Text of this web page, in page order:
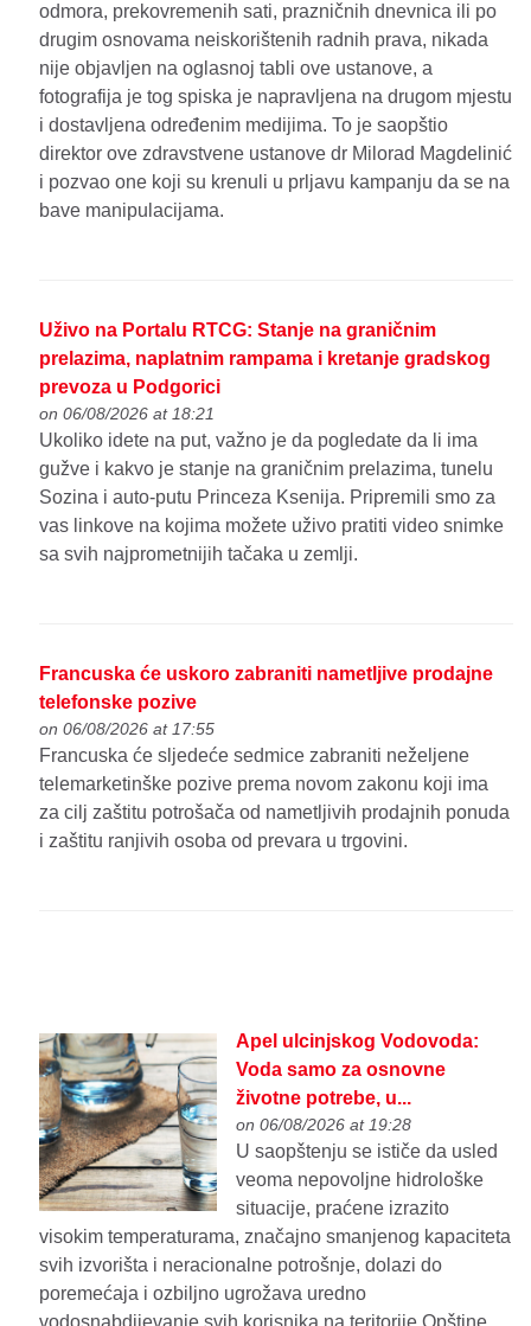
odmora, prekovremenih sati, prazničnih dnevnica ili po
drugim osnovama neiskorištenih radnih prava, nikada
nije objavljen na oglasnoj tabli ove ustanove, a
fotografija je tog spiska je napravljena na drugom mjestu
i dostavljena određenim medijima. To je saopštio
direktor ove zdravstvene ustanove dr Milorad Magdelinić
i pozvao one koji su krenuli u prljavu kampanju da se na
bave manipulacijama.
Uživo na Portalu RTCG: Stanje na graničnim
prelazima, naplatnim rampama i kretanje gradskog
prevoza u Podgorici
on 06/08/2026 at 18:21
Ukoliko idete na put, važno je da pogledate da li ima
gužve i kakvo je stanje na graničnim prelazima, tunelu
Sozina i auto-putu Princeza Ksenija. Pripremili smo za
vas linkove na kojima možete uživo pratiti video snimke
sa svih najprometnijih tačaka u zemlji.
Francuska će uskoro zabraniti nametljive prodajne
telefonske pozive
on 06/08/2026 at 17:55
Francuska će sljedeće sedmice zabraniti neželjene
telemarketinške pozive prema novom zakonu koji ima
za cilj zaštitu potrošača od nametljivih prodajnih ponuda
i zaštitu ranjivih osoba od prevara u trgovini.
Apel ulcinjskog Vodovoda:
Voda samo za osnovne
životne potrebe, u...
on 06/08/2026 at 19:28
U saopštenju se ističe da usled
veoma nepovoljne hidrološke
situacije, praćene izrazito
visokim temperaturama, značajno smanjenog kapaciteta
svih izvorišta i neracionalne potrošnje, dolazi do
poremećaja i ozbiljno ugrožava uredno
vodosnabdijevanje svih korisnika na teritorije Opštine